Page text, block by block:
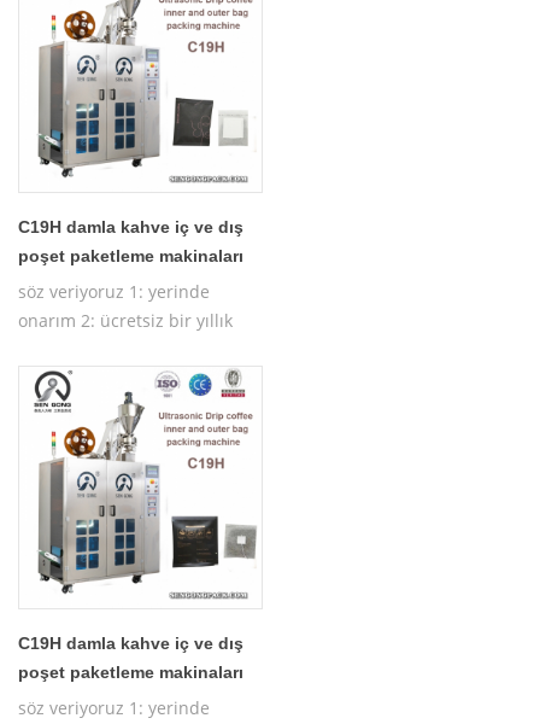
C19H damla kahve iç ve dış
poşet paketleme makinaları
söz veriyoruz 1: yerinde
onarım 2: ücretsiz bir yıllık
makinesi 4: ücretsiz çalışan
makine eğitimi
C19H damla kahve iç ve dış
poşet paketleme makinaları
söz veriyoruz 1: yerinde